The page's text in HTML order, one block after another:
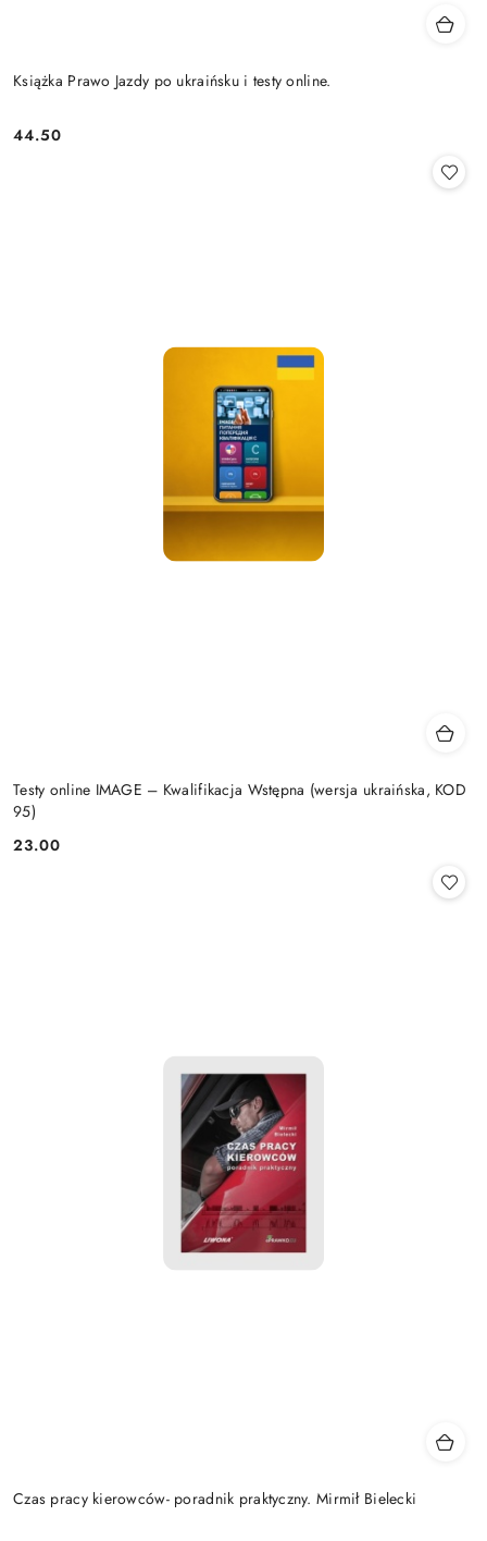
Książka Prawo Jazdy po ukraińsku i testy online.
Cena:
44.50
Testy online IMAGE – Kwalifikacja Wstępna (wersja ukraińska, KOD
95)
Cena:
23.00
Czas pracy kierowców- poradnik praktyczny. Mirmił Bielecki